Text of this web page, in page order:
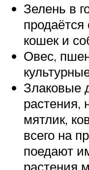
Зелень в
кошек и
Овес,
Злаковые
растения,
мятлик,
всего на
поедают
растения